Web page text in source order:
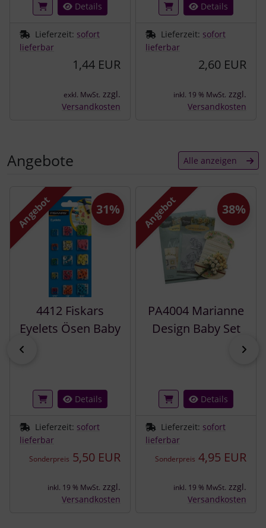
Details
Lieferzeit: sofort
lieferbar
1,44 EUR
exkl. MwSt. zzgl.
Versandkosten
Details
Lieferzeit: sofort
lieferbar
2,60 EUR
inkl. 19 % MwSt. zzgl.
Versandkosten
Angebote Alle anzeigen
Es folgt ein Produktslider - navigieren Sie mit der Tab-
Angebot
4412 Fiskars
Eyelets Ösen Baby
Details
Lieferzeit: sofort
lieferbar
Sonderpreis 5,50 EUR
31%
inkl. 19 % MwSt. zzgl.
Versandkosten
Angebot
PA4004 Marianne
Design Baby Set
Details
Lieferzeit: sofort
lieferbar
Sonderpreis 4,95 EUR
38%
inkl. 19 % MwSt. zzgl.
Versandkosten